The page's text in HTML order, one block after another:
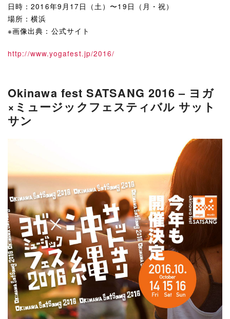
日時：2016年9月17日（土）〜19日（月・祝）
場所：横浜
※画像出典：公式サイト
http://www.yogafest.jp/2016/
Okinawa fest SATSANG 2016 – ヨガ
×ミュージックフェスティバル サット
サン